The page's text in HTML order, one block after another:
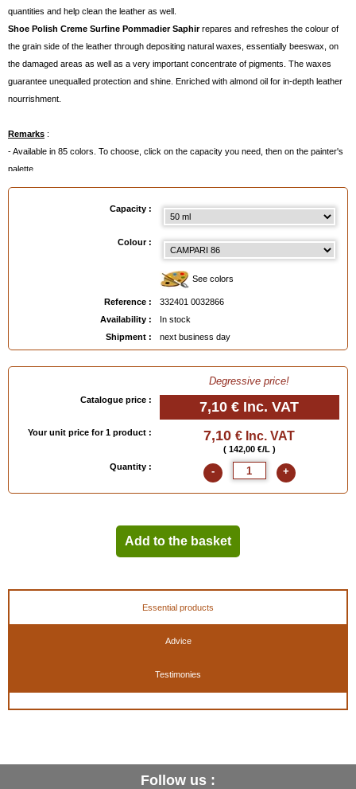
quantities and help clean the leather as well.
Shoe Polish Creme Surfine Pommadier Saphirrepares and refreshes the colour of
the grain side of the leather through depositing natural waxes, essentially beeswax, on
the damaged areas as well as a very important concentrate of pigments. The waxes
guarantee unequalled protection and shine. Enriched with almond oil for in-depth leather
nourrishment.
Remarks :
- Available in 85 colors. To choose, click on the capacity you need, then on the painter's
palette.
- Or even better:order a Colour Chartbelow.
: 50 ml, 500 ml, 500 ml made to order
Capacity :
Colour :
See colors
Reference :
332401 0032866
Availability :
In stock
Shipment :
next business day
Degressive price!
Catalogue price : 7,10 € Inc. VAT
Your unit price for 1 product : 7,10 € Inc. VAT
( 142,00 €/L )
Quantity :
- +
Add to the basket
Essential products
Advice
Testimonies
Follow us :